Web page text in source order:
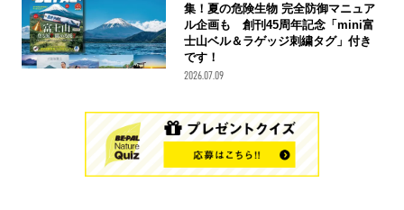
集！夏の危険生物 完全防御マニュア
ル企画も 創刊45周年記念「mini富
士山ベル＆ラゲッジ刺繍タグ」付き
です！
2026.07.09